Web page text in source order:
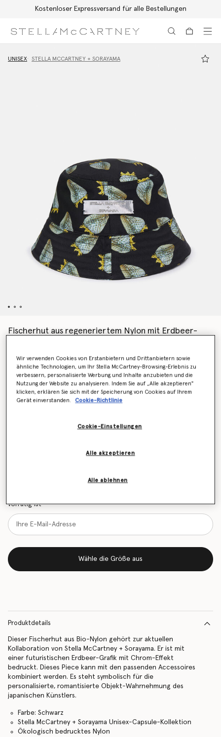
Kostenloser Expressversand für alle Bestellungen
UNISEX STELLA MCCARTNEY + SORAYAMA
Fischerhut aus regeneriertem Nylon mit Erdbeer-
Farbe Schwarz
vorrätig ist
Wähle die Größe aus
Produktdetails
Dieser Fischerhut aus Bio-Nylon gehört zur aktuellen
Kollaboration von Stella McCartney + Sorayama. Er ist mit
einer futuristischen Erdbeer-Grafik mit Chrom-Effekt
bedruckt. Dieses Piece kann mit den passenden Accessoires
kombiniert werden. Es steht symbolisch für die
personalisierte, romantisierte Objekt-Wahrnehmung des
japanischen Künstlers.
Farbe: Schwarz
Stella McCartney + Sorayama Unisex-Capsule-Kollektion
Ökologisch bedrucktes Nylon
Wir verwenden Cookies von Erstanbietern und Drittanbietern sowie
ähnliche Technologien, um Ihr Stella McCartney-Browsing-Erlebnis zu
verbessern, personalisierte Werbung und Inhalte anzubieten und die
Nutzung der Website zu analysieren. Indem Sie auf „Alle akzeptieren"
klicken, erklären Sie sich mit der Speicherung von Cookies auf Ihrem
Gerät einverstanden.
Cookie-Richtlinie
Cookie-Einstellungen
Alle ablehnen
Alle akzeptieren